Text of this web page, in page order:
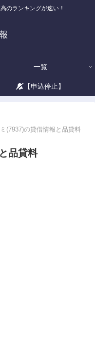
のランキングが速い！
一覧
【申込停止】
(7937)の貸借情報と品貸料
品貸料